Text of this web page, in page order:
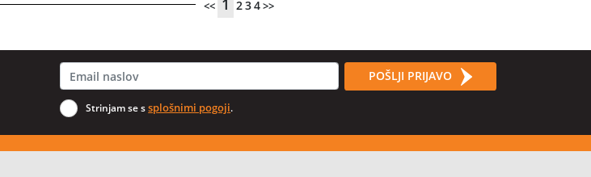
<< 1 234>>
POŠLJI PRIJAVO
Strinjam se ssplošnimi pogoji.